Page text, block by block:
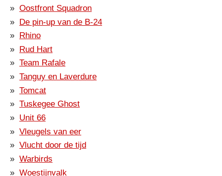
Oostfront Squadron
De pin-up van de B-24
Rhino
Rud Hart
Team Rafale
Tanguy en Laverdure
Tomcat
Tuskegee Ghost
Unit 66
Vleugels van eer
Vlucht door de tijd
Warbirds
Woestijnvalk